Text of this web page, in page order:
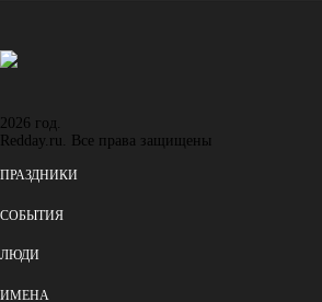
2026 год.
Redday.ru. Все права защищены
ПРАЗДНИКИ
СОБЫТИЯ
ЛЮДИ
ИМЕНА